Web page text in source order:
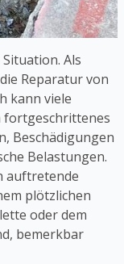
Als
Reparatur von
kann viele
fortgeschrittenes
Beschädigungen
Belastungen.
auftretende
plötzlichen
oder dem
bemerkbar